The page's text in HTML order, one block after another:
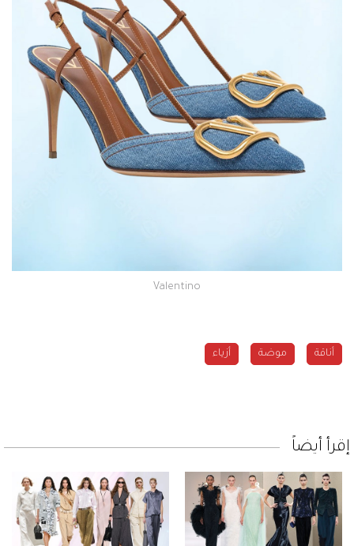
Valentino
أناقة موضة أزياء
إقرأ أيضاً